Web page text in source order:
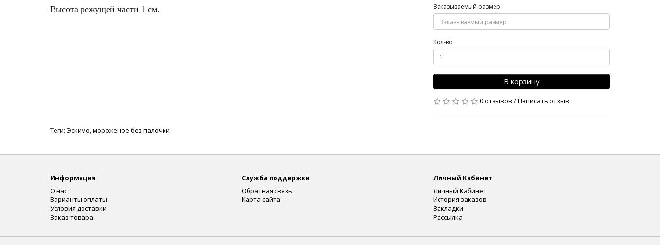
Высота режущей части 1 см.
Заказываемый размер
Кол-во
В корзину
0 отзывов /Написать отзыв
Теги: Эскимо мороженое без палочки
Информация
О нас
Варианты оплаты
Условия доставки
Заказ товара
Служба поддержки
Обратная связь
Карта сайта
Личный Кабинет
Личный Кабинет
История заказов
Закладки
Рассылка